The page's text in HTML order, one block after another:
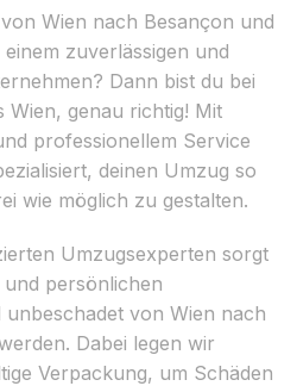
Wien nach Besançon und
zuverlässigen und
Dann bist du bei
Wien, genau richtig! Mit
professionellem Service
deinen Umzug so
wie möglich zu gestalten.
Umzugsexperten sorgt
persönlichen
von Wien nach
Dabei legen wir
Verpackung, um Schäden